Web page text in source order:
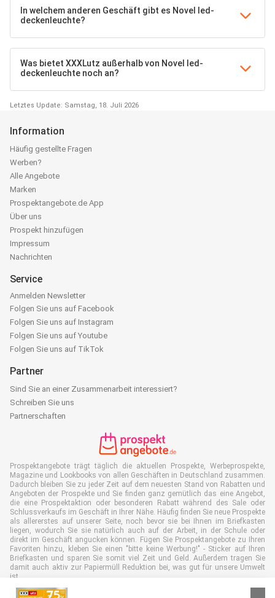
In welchem anderen Geschäft gibt es Novel led-
deckenleuchte?
Was bietet XXXLutz außerhalb von Novel led-
deckenleuchte noch an?
Letztes Update: Samstag, 18. Juli 2026
Information
Häufig gestellte Fragen
Werben?
Alle Angebote
Marken
Prospektangebote.de App
Über uns
Prospekt hinzufügen
Impressum
Nachrichten
Service
Anmelden Newsletter
Folgen Sie uns auf Facebook
Folgen Sie uns auf Instagram
Folgen Sie uns auf Youtube
Folgen Sie uns auf TikTok
Partner
Sind Sie an einer Zusammenarbeit interessiert?
Schreiben Sie uns
Partnerschaften
Prospektangebote trägt täglich die aktuellen Prospekte, Werbeprospekte,
Magazine und Lookbooks von allen Geschäften in Deutschland zusammen.
Dadurch bleiben Sie zu jeder Zeit auf dem neuesten Stand von Rabatten und
Angeboten der Prospekte und Sie finden ganz gemütlich das eine Angebot,
die eine Prospektaktion oder besonderen Rabatt während des Sale oder
Schlussverkaufs im Geschäft in Ihrer Nähe. Häufig finden Sie neue Prospekte
als allererstes auf unserer Seite, noch bevor sie bei Ihnen im Briefkasten
liegen, wodurch Sie sie natürlich auch auf der Arbeit, in der Schule oder
direkt im Geschäft angucken können. Fügen Sie Prospektangebote zu Ihren
Favoriten hinzu, kleben Sie einen "bitte keine Werbung!" - Sticker auf Ihren
Briefkasten und sparen Sie somit viel Zeit und Geld. Außerdem tragen Sie
damit auch aktiv zur Papiermüll Reduktion bei, was gut für unsere Umwelt
ist.